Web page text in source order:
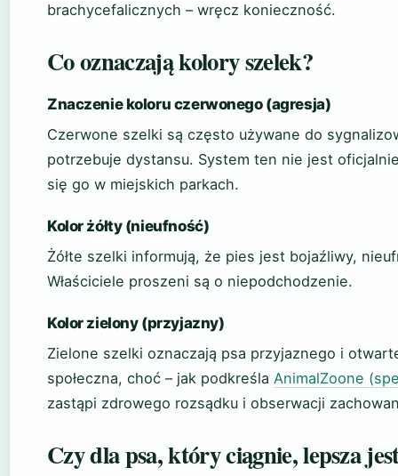
brachycefalicznych – wręcz konieczność.
Co oznaczają kolory szelek?
Znaczenie koloru czerwonego (agresja)
Czerwone szelki są często używane do
potrzebuje dystansu. System ten nie jest
się go w miejskich parkach.
Kolor żółty (nieufność)
Żółte szelki informują, że pies jest bojaźliwy,
Właściciele proszeni są o niepodchodzenie.
Kolor zielony (przyjazny)
Zielone szelki oznaczają psa przyjaznego i
społeczna, choć – jak podkreśla AnimalZoone
zastąpi zdrowego rozsądku i obserwacji
Czy dla psa, który ciągnie, lepsza